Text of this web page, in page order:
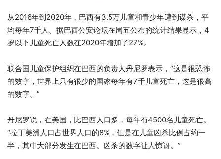
从2016年到2020年，巴西有3.5万儿童和青少年遭到谋杀，平
均每年7千人。据巴西公安论坛在周五公布的统计结果显示，4
岁以下儿童死亡人数在2020年增加了27%。
联合国儿童保护组织在巴西的负责人丹尼罗表示，“这是很恐怖
的数字，世界上只有很少的国家每年有7千儿童死亡，这是很高
的数字。”
丹尼罗说，在美国，比巴西人口多，每年有4500名儿童死亡。
“拉丁美洲人口占世界人口的8%，但是在儿童凶杀比例占约一
半，其中大部分发生在巴西。凶杀的数字让人惊讶。”